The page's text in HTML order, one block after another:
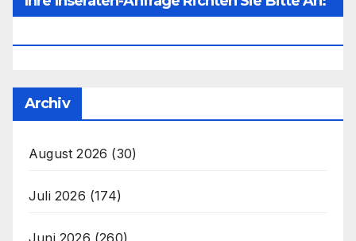
Archiv
August 2026 (30)
Juli 2026 (174)
Juni 2026 (260)